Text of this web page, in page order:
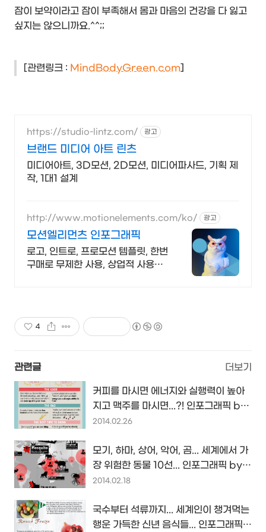
잠이 보약이라고 잠이 부족해서 몸과 마음의 건강을 다 잃고
싶지는 않으니까요.^^;;
[관련링크 : MindBodyGreen.com]
https://studio-lintz.com/ 광고
브랜드 미디어 아트 린츠
미디어아트, 3D모션, 2D모션, 미디어파사드, 기획 제
작, 1대1 설계
http://www.motionelements.com/ko/ 광고
모션엘리먼츠 인포그래픽
로고, 인트로, 프로모션 템플릿, 한번
구매로 무제한 사용, 상업적 사용
4
관련글 더보기
커피를 마시면 에너지와 실행력이 높아
지고 맥주를 마시면...?! 인포그래픽 by
I♥Coffee.jp...
2014.02.26
모기, 하마, 상어, 악어, 곰... 세계에서 가
장 위험한 동물 10선... 인포그래픽 by
theepochtimes
2014.02.18
국수부터 석류까지... 세계인이 챙겨먹는
행운 가득한 신년 음식들... 인포그래픽